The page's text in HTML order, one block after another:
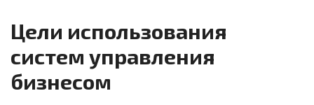
Цели использования
систем управления
бизнесом